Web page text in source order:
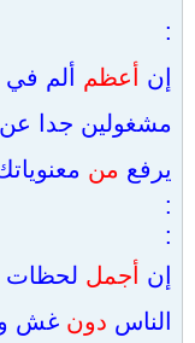
:
إن
أعظم ألم في
مشغولين جدا عن
يرفع من
:
:
إن
أجمل لحظات
الناس دون غش و